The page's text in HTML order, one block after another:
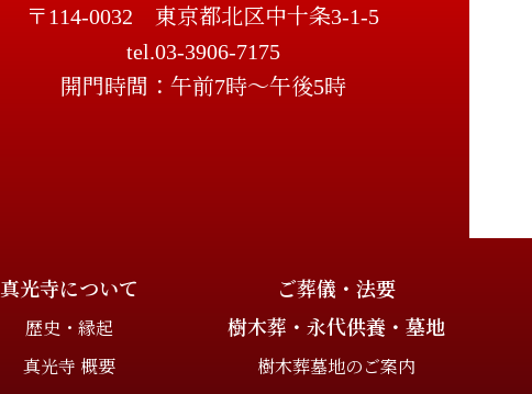
〒114-0032 東京都北区中十条3-1-5
tel.03-3906-7175
開門時間：午前7時～午後5時
真光寺について
歴史・縁起
真光寺 概要
ご葬儀・法要
樹木葬・永代供養・墓地
樹木葬墓地のご案内